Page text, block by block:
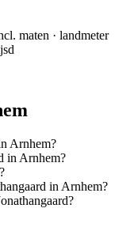
maten · landmeter
Arnhem?
in Arnhem?
in Arnhem?